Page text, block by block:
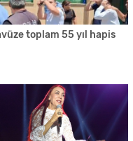
toplam 55 yıl hapis